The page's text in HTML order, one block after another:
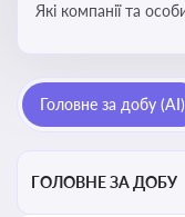
Які компанії та
санкцій для бізнесу
Головне за добу (AI)
ГОЛОВНЕ ЗА ДОБУ